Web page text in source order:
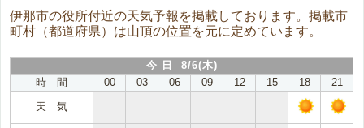
伊那市の役所付近の天気予報を掲載しております。掲載市
町村（都道府県）は山頂の位置を元に定めています。
今 日 8/6(木)
時 間
00 03 06 09 12 15 18
21
天 気